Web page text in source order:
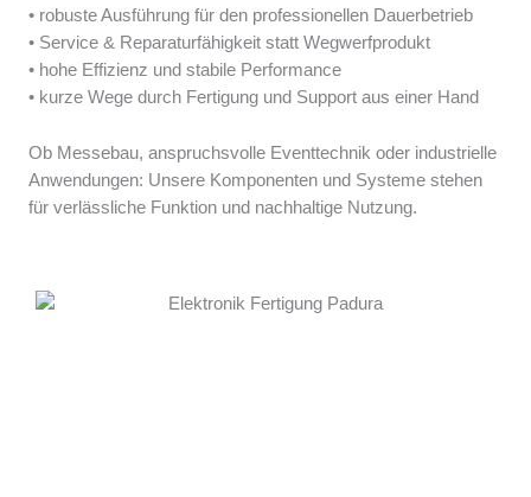
• robuste Ausführung für den professionellen Dauerbetrieb
• Service & Reparaturfähigkeit statt Wegwerfprodukt
• hohe Effizienz und stabile Performance
• kurze Wege durch Fertigung und Support aus einer Hand
Ob Messebau, anspruchsvolle Eventtechnik oder industrielle
Anwendungen: Unsere Komponenten und Systeme stehen
für verlässliche Funktion und nachhaltige Nutzung.